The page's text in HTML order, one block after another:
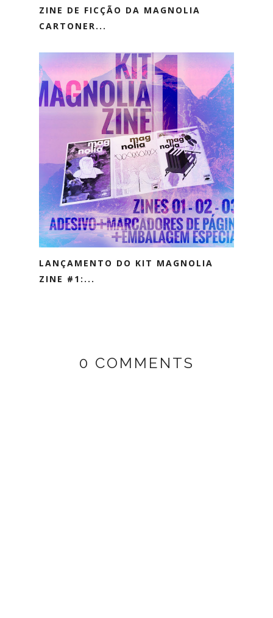
ZINE DE FICÇÃO DA MAGNOLIA
CARTONER...
LANÇAMENTO DO KIT MAGNOLIA
ZINE #1:...
0 COMMENTS